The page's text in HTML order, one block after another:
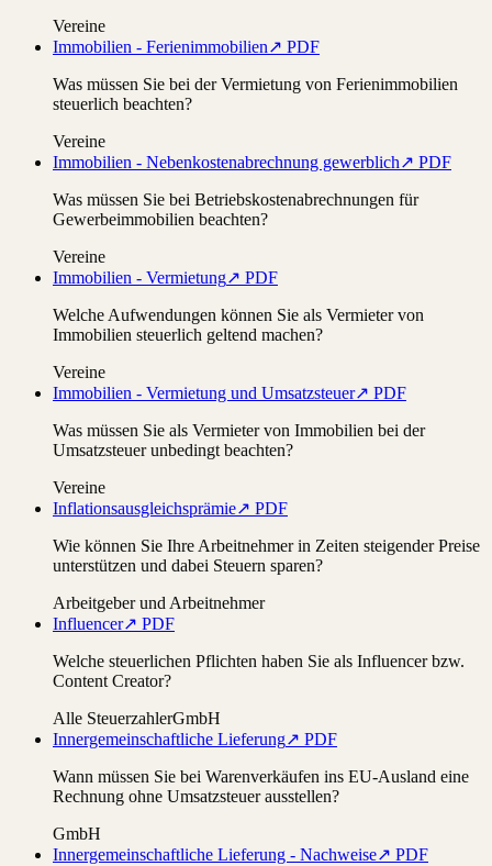
Vereine
Immobilien - Ferienimmobilien↗ PDF
Was müssen Sie bei der Vermietung von Ferienimmobilien
steuerlich beachten?
Vereine
Immobilien - Nebenkostenabrechnung gewerblich↗ PDF
Was müssen Sie bei Betriebskostenabrechnungen für
Gewerbeimmobilien beachten?
Vereine
Immobilien - Vermietung↗ PDF
Welche Aufwendungen können Sie als Vermieter von
Immobilien steuerlich geltend machen?
Vereine
Immobilien - Vermietung und Umsatzsteuer↗ PDF
Was müssen Sie als Vermieter von Immobilien bei der
Umsatzsteuer unbedingt beachten?
Vereine
Inflationsausgleichsprämie↗ PDF
Wie können Sie Ihre Arbeitnehmer in Zeiten steigender Preise
unterstützen und dabei Steuern sparen?
Arbeitgeber und Arbeitnehmer
Influencer↗ PDF
Welche steuerlichen Pflichten haben Sie als Influencer bzw.
Content Creator?
Alle SteuerzahlerGmbH
Innergemeinschaftliche Lieferung↗ PDF
Wann müssen Sie bei Warenverkäufen ins EU-Ausland eine
Rechnung ohne Umsatzsteuer ausstellen?
GmbH
Innergemeinschaftliche Lieferung - Nachweise↗ PDF